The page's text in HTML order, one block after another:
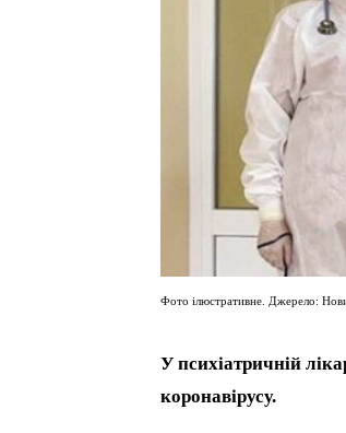
Фото ілюстративне. Джерело:
У психіатричній
коронавірусу.